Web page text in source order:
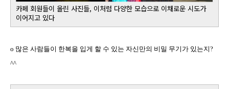
카페 회원들이 올린 사진들, 이처럼 다양한 모습으로 이채로운 시도가
이어지고 있다
o 많은 사람들이 한복을 입게 할 수 있는 자신만의 비밀 무기가 있는지?
^^